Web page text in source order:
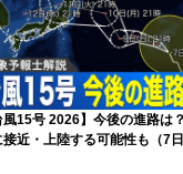
風15号 2026】今後の進路は
接近・上陸する可能性も（7